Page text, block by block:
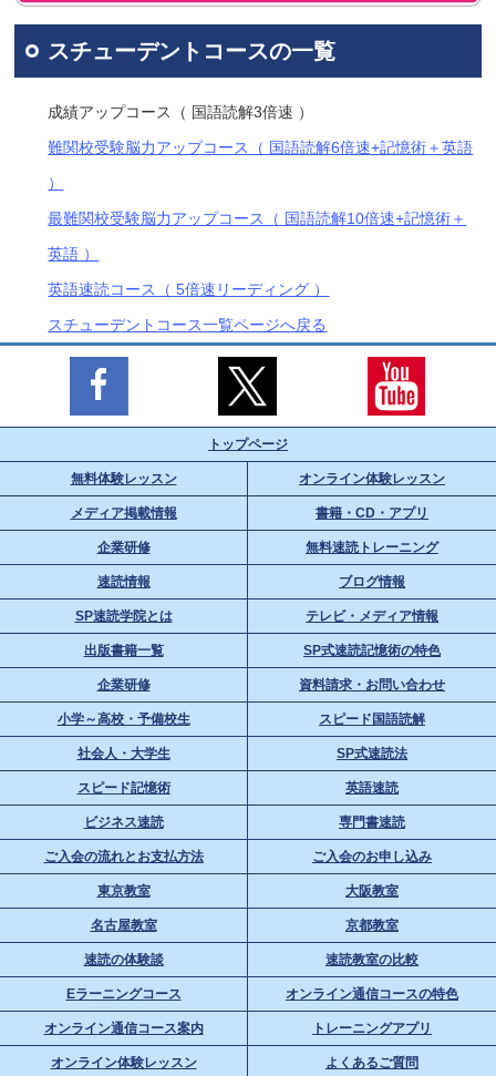
スチューデントコースの一覧
成績アップコース（ 国語読解3倍速 ）
難関校受験脳力アップコース（ 国語読解6倍速+記憶術＋英語
）
最難関校受験脳力アップコース（ 国語読解10倍速+記憶術＋
英語 ）
英語速読コース（ 5倍速リーディング ）
スチューデントコース一覧ページへ戻る
トップページ
無料体験レッスン オンライン体験レッスン
メディア掲載情報 書籍・CD・アプリ
企業研修 無料速読トレーニング
速読情報 ブログ情報
SP速読学院とは テレビ・メディア情報
出版書籍一覧 SP式速読記憶術の特色
企業研修 資料請求・お問い合わせ
小学～高校・予備校生 スピード国語読解
社会人・大学生 SP式速読法
スピード記憶術 英語速読
ビジネス速読 専門書速読
ご入会の流れとお支払方法 ご入会のお申し込み
東京教室 大阪教室
名古屋教室 京都教室
速読の体験談 速読教室の比較
Eラーニングコース オンライン通信コースの特色
オンライン通信コース案内 トレーニングアプリ
オンライン体験レッスン よくあるご質問